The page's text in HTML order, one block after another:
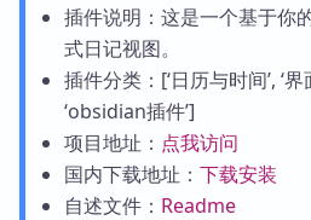
插件说明：这是一个基于你
式日记视图。
插件分类：[‘日历与时间’, ‘界
‘obsidian插件’]
项目地址： 点我访问
国内下载地址： 下载安装
自述文件： Readme